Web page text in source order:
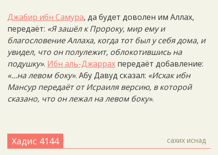
Джабир ибн Самура, да будет доволен им Аллах,
передаёт: «Я зашёл к Пророку, мир ему и
благословение Аллаха, когда тот был у себя дома, и
увидел, что он полулежит, облокотившись на
подушку». Ибн аль-Джаррах передаёт добавление:
«…на левом боку». Абу Давуд сказал: «Исхак ибн
Мансур передаёт от Исраиля версию, в которой
сказано, что он лежал на левом боку».
Хадис 4144 сахих иснад